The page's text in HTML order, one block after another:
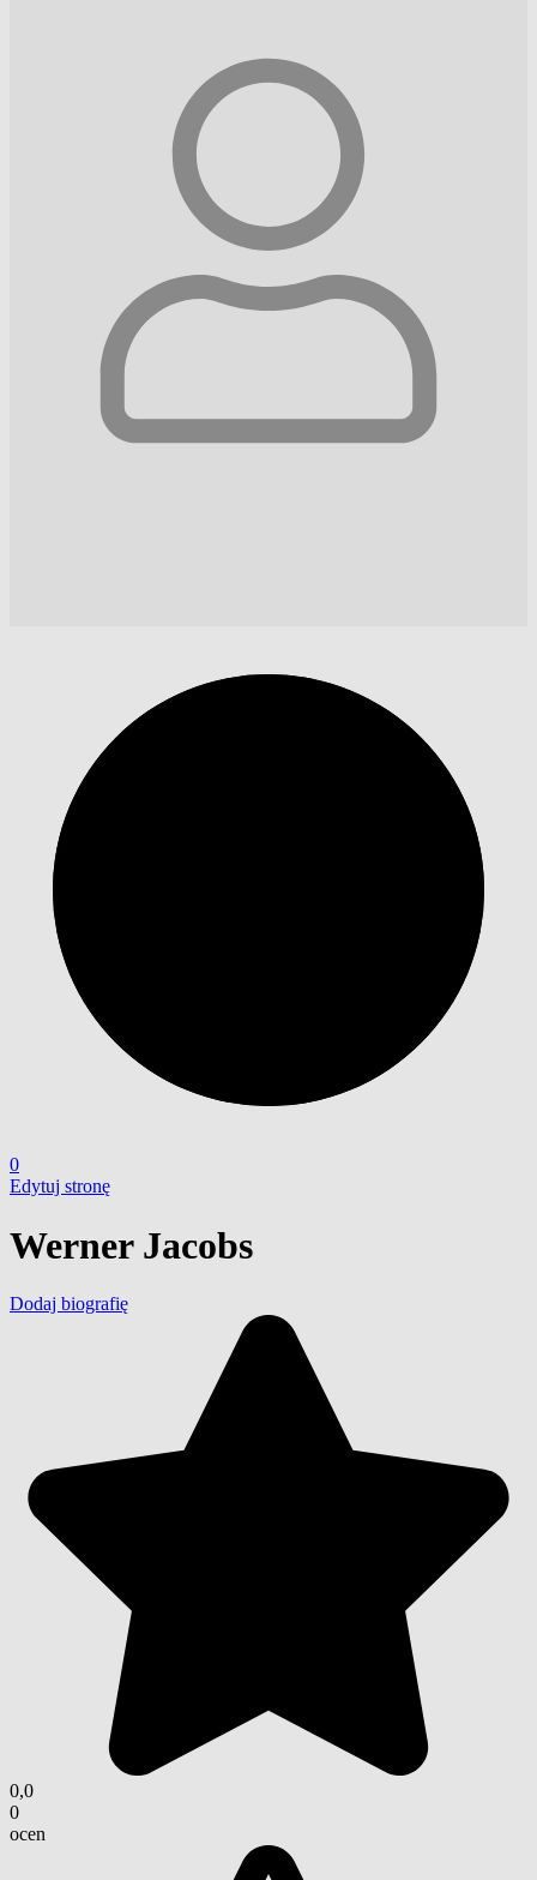
0
Edytuj stronę
Werner Jacobs
Dodaj biografię
0,0
0
ocen